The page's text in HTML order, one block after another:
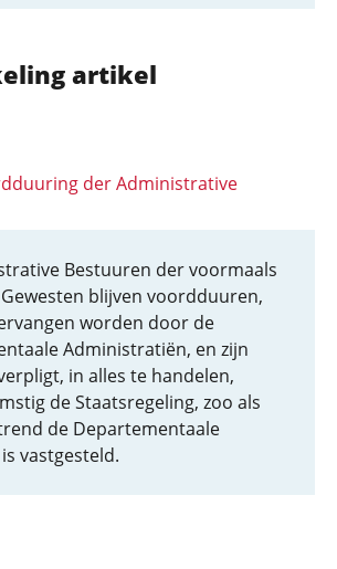
artikel
der Administrative
Bestuuren der voormaals
blijven voordduuren,
worden door de
Administratiën, en zijn
in alles te handelen,
de Staatsregeling, zoo als
de Departementaale
vastgesteld.